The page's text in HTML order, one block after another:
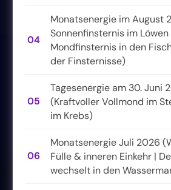
04
Monatsenergie im August
Sonnenfinsternis im
Mondfinsternis in den
der Finsternisse)
05
Tagesenergie am 30. Juni
(Kraftvoller Vollmond im
im Krebs)
06
Monatsenergie Juli 2026
Fülle & inneren Einkehr |
wechselt in den